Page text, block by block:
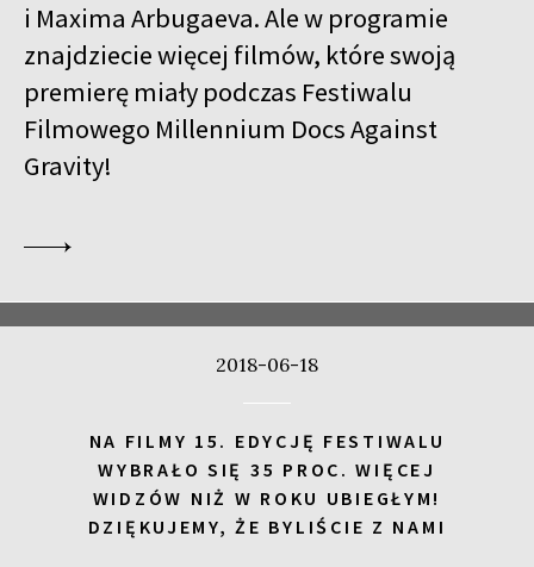
i Maxima Arbugaeva. Ale w programie
znajdziecie więcej filmów, które swoją
premierę miały podczas Festiwalu
Filmowego Millennium Docs Against
Gravity!
2018-06-18
NA FILMY 15. EDYCJĘ FESTIWALU
WYBRAŁO SIĘ 35 PROC. WIĘCEJ
WIDZÓW NIŻ W ROKU UBIEGŁYM!
DZIĘKUJEMY, ŻE BYLIŚCIE Z NAMI